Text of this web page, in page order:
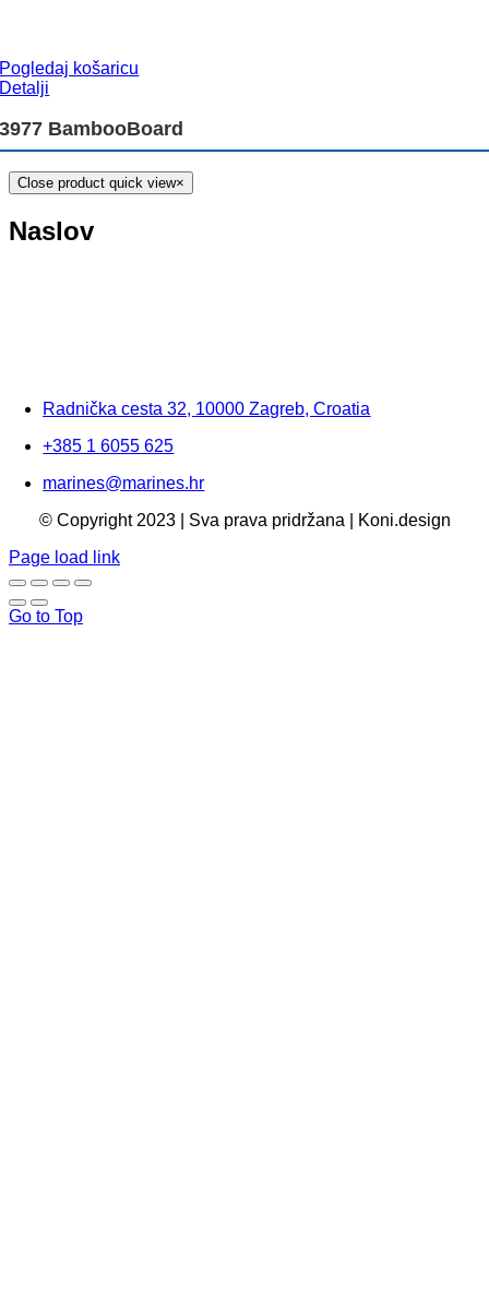
Pogledaj košaricu
Detalji
3977 BambooBoard
Close product quick view×
Naslov
Radnička cesta 32, 10000 Zagreb, Croatia
+385 1 6055 625
marines@marines.hr
© Copyright 2023 | Sva prava pridržana | Koni.design
Page load link
Go to Top